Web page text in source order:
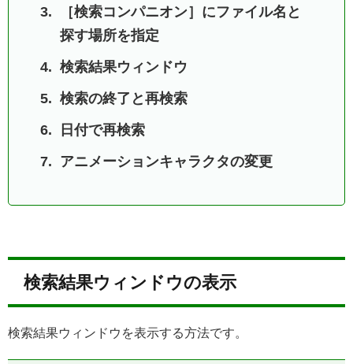
［検索コンパニオン］にファイル名と
探す場所を指定
検索結果ウィンドウ
検索の終了と再検索
日付で再検索
アニメーションキャラクタの変更
検索結果ウィンドウの表示
検索結果ウィンドウを表示する方法です。